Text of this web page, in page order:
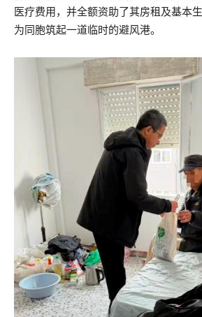
医疗费用，并全额资助了其房租及基本
为同胞筑起一道临时的避风港。